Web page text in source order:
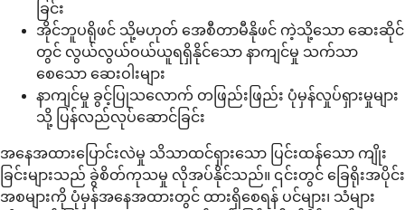
ခြင်း
အိုင်ဘူပရိုဖင် သို့မဟုတ် အေစီတာမီနိုဖင် ကဲ့သို့သော ဆေးဆိုင်
တွင် လွယ်လွယ်ဝယ်ယူရရှိနိုင်သော နာကျင်မှု သက်သာ
စေသော ဆေးဝါးများ
နာကျင်မှု ခွင့်ပြုသလောက် တဖြည်းဖြည်း ပုံမှန်လှုပ်ရှားမှုများ
သို့ ပြန်လည်လုပ်ဆောင်ခြင်း
အနေအထားပြောင်းလဲမှု သိသာထင်ရှားသော ပြင်းထန်သော ကျိုး
ခြင်းများသည် ခွဲစိတ်ကုသမှု လိုအပ်နိုင်သည်။ ၎င်းတွင် ခြေရိုးအပိုင်း
အစများကို ပုံမှန်အနေအထားတွင် ထားရှိစေရန် ပင်များ၊ သံများ